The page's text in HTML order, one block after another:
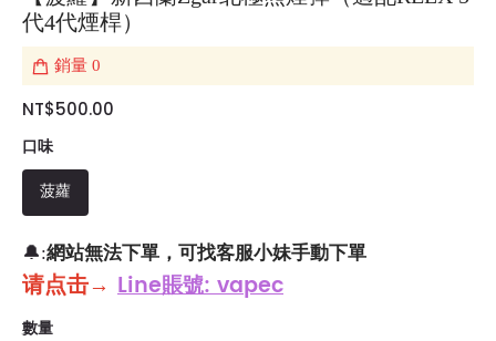
代4代煙桿）
銷量 0
NT$500.00
口味
菠蘿
🔔:網站無法下單，可找客服小妹手動下單
请点击→ Line賬號: vapec
數量